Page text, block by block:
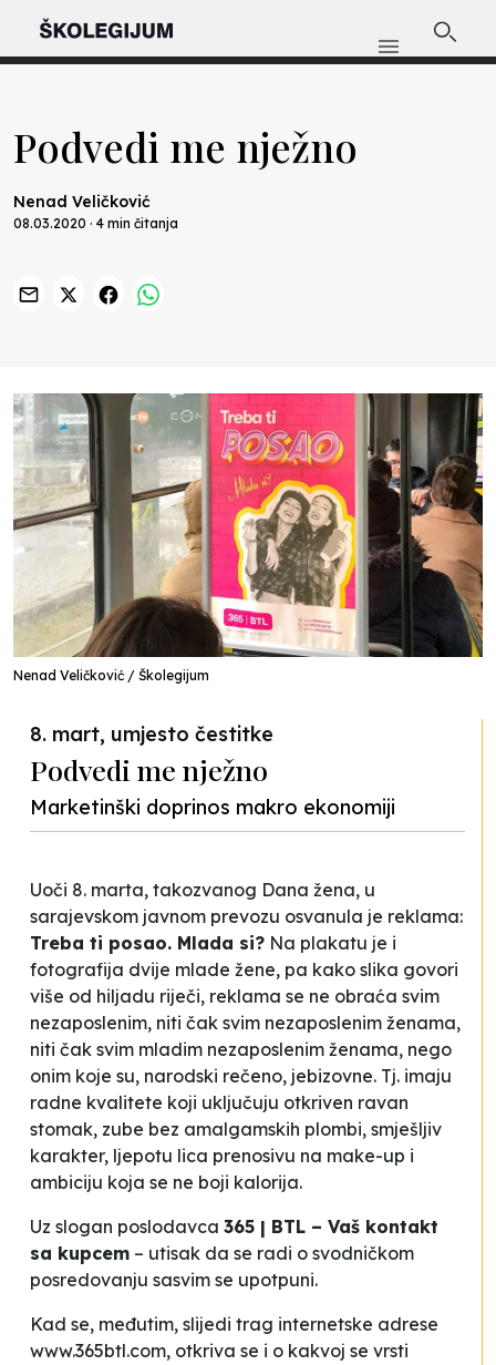
Podvedi me nježno
Nenad Veličković
08.03.2020 · 4 min čitanja
Nenad Veličković / Školegijum
8. mart, umjesto čestitke
Podvedi me nježno
Marketinški doprinos makro ekonomiji
Uoči 8. marta, takozvanog Dana žena, u
sarajevskom javnom prevozu osvanula je reklama:
Treba ti posao. Mlada si? Na plakatu je i
fotografija dvije mlade žene, pa kako slika govori
više od hiljadu riječi, reklama se ne obraća svim
nezaposlenim, niti čak svim nezaposlenim ženama,
niti čak svim mladim nezaposlenim ženama, nego
onim koje su, narodski rečeno, jebizovne. Tj. imaju
radne kvalitete koji uključuju otkriven ravan
stomak, zube bez amalgamskih plombi, smješljiv
karakter, ljepotu lica prenosivu na make-up i
ambiciju koja se ne boji kalorija.
Uz slogan poslodavca 365 | BTL – Vaš kontakt
sa kupcem – utisak da se radi o svodničkom
posredovanju sasvim se upotpuni.
Kad se, međutim, slijedi trag internetske adrese
www.365btl.com, otkriva se i o kakvoj se vrsti